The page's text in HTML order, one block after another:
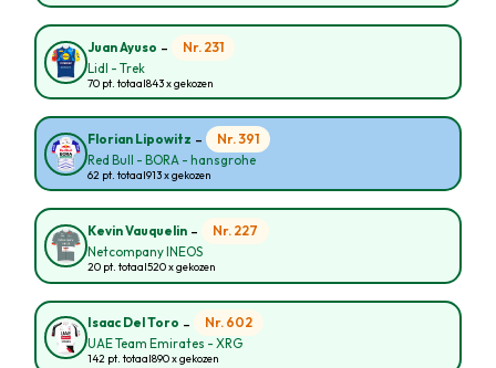
Juan Ayuso - Nr. 231
Lidl - Trek
70 pt. totaal843 x gekozen
Florian Lipowitz - Nr. 391
Red Bull - BORA - hansgrohe
62 pt. totaal913 x gekozen
Kevin Vauquelin - Nr. 227
Netcompany INEOS
20 pt. totaal520 x gekozen
Isaac Del Toro - Nr. 602
UAE Team Emirates - XRG
142 pt. totaal890 x gekozen